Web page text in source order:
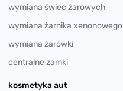
wymiana świec żarowych
wymiana żarnika xenonowego
wymiana żarówki
centralne zamki
kosmetyka aut